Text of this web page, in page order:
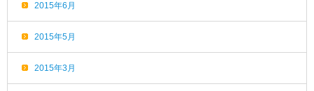
2015年6月
2015年5月
2015年3月